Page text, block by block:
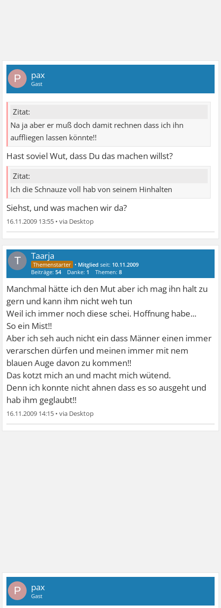
P pax
Gast
Zitat:
Na ja aber er muß doch damit rechnen dass ich ihn
auffliegen lassen könnte!!
Hast soviel Wut, dass Du das machen willst?
Zitat:
Ich die Schnauze voll hab von seinem Hinhalten
Siehst, und was machen wir da?
16.11.2009 13:55 •
T Taarja
• Mitglied seit: 10.11.2009
Beiträge:54 Danke: 1 Themen:8
Manchmal hätte ich den Mut aber ich mag ihn halt zu
gern und kann ihm nicht weh tun
Weil ich immer noch diese schei. Hoffnung habe...
So ein Mist!!
Aber ich seh auch nicht ein dass Männer einen immer
verarschen dürfen und meinen immer mit nem
blauen Auge davon zu kommen!!
Das kotzt mich an und macht mich wütend.
Denn ich konnte nicht ahnen dass es so ausgeht und
hab ihm geglaubt!!
16.11.2009 14:15 •
P pax
Gast